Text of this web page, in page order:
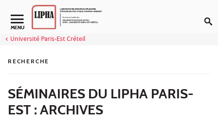
Aller au contenu
Navigation secondaire
MENU
Université Paris-Est Créteil
RECHERCHE
SÉMINAIRES DU LIPHA PARIS-
EST : ARCHIVES